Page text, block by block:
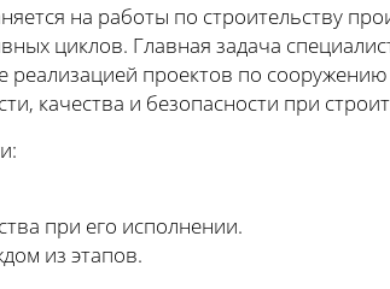
на работы по строительству
циклов. Главная задача
проектов по
качества и безопасности при
при его исполнении.
из этапов.